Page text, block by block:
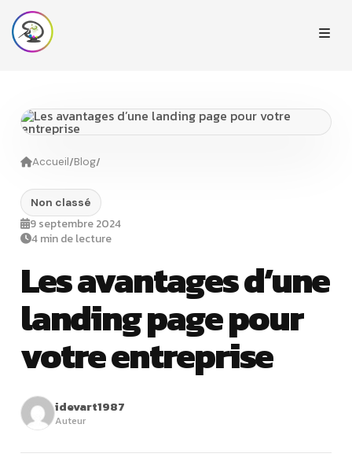
Accueil/Blog/
Non classé
9 septembre 2024
4 min de lecture
Les avantages d’une
landing page pour
votre entreprise
idevart1987
Auteur